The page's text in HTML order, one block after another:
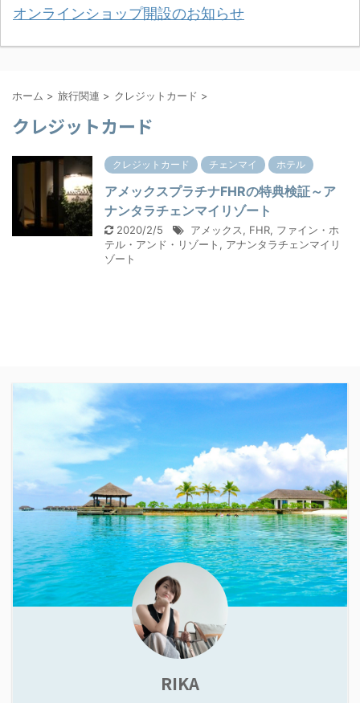
オンラインショップ開設のお知らせ
ホーム > 旅行関連 > クレジットカード >
クレジットカード
クレジットカード チェンマイ ホテル
アメックスプラチナFHRの特典検証～ア
ナンタラチェンマイリゾート
2020/2/5 アメックス, FHR, ファイン・ホ
テル・アンド・リゾート , アナンタラチェンマイリ
ゾート
RIKA